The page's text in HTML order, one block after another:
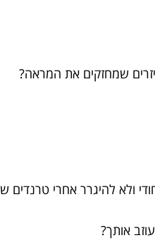
שמחזקים את המראה?
ולא להיגרר אחרי
אותך?